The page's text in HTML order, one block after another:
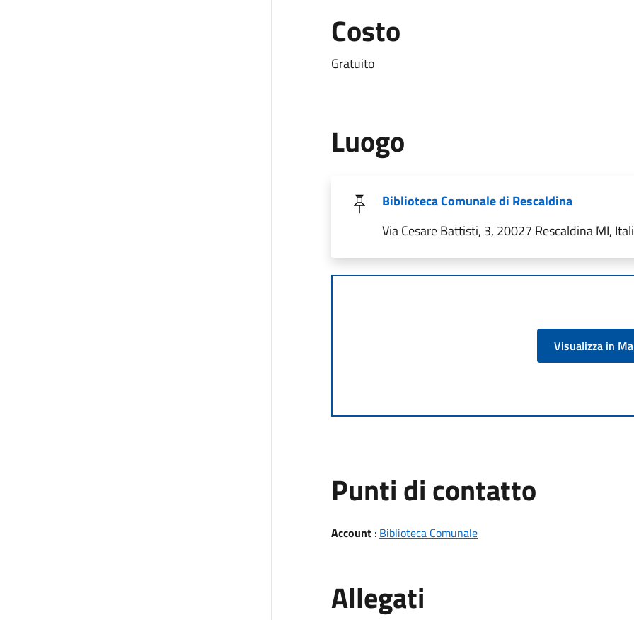
Costo
Gratuito
Luogo
Biblioteca Comunale di Rescaldina
Via Cesare Battisti, 3, 20027 Rescaldina MI,
Visualizza in
Punti di contatto
Account: Biblioteca Comunale
Allegati